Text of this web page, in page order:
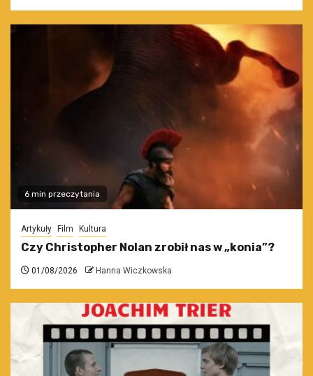
6 min przeczytania
Artykuły Film Kultura
Czy Christopher Nolan zrobił nas w „konia”?
01/08/2026 Hanna Wiczkowska